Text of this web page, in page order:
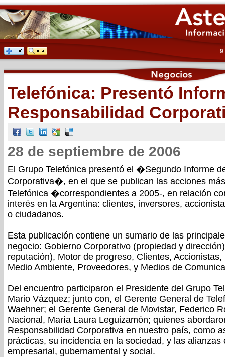
9
Telefónica: Presentó
Responsabilidad
28 de septiembre de 2006
El Grupo Telefónica presentó el �Segundo Informe
Corporativa�, en el que se publican las acciones
Telefónica �correspondientes a 2005-, en relación
interés en la Argentina: clientes, inversores,
o ciudadanos.
Esta publicación contiene un sumario de las
negocio: Gobierno Corporativo (propiedad y
reputación), Motor de progreso, Clientes,
Medio Ambiente, Proveedores, y Medios de
Del encuentro participaron el Presidente del Grupo
Mario Vázquez; junto con, el Gerente General de
Waehner; el Gerente General de Movistar, Federico
Nacional, María Laura Leguizamón; quienes
Responsabilidad Corporativa en nuestro país, como
prácticas, su incidencia en la sociedad, y las alianzas
empresarial, gubernamental y social.